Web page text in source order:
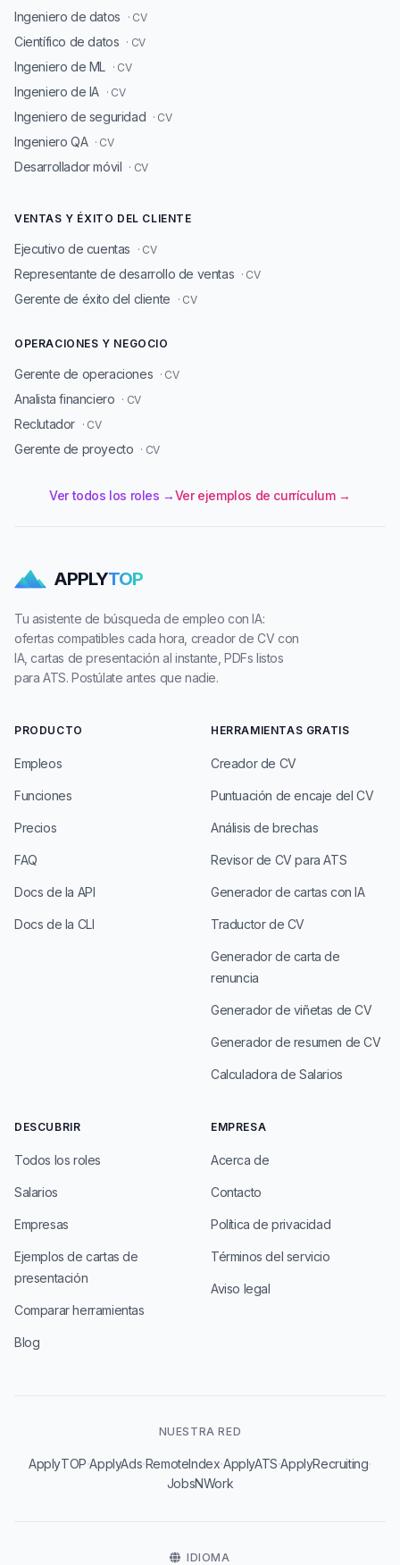
Ingeniero de datos · CV
Científico de datos · CV
Ingeniero de ML · CV
Ingeniero de IA · CV
Ingeniero de seguridad · CV
Ingeniero QA · CV
Desarrollador móvil · CV
VENTAS Y ÉXITO DEL CLIENTE
Ejecutivo de cuentas · CV
Representante de desarrollo de ventas · CV
Gerente de éxito del cliente · CV
OPERACIONES Y NEGOCIO
Gerente de operaciones · CV
Analista financiero · CV
Reclutador · CV
Gerente de proyecto · CV
Ver todos los roles →Ver ejemplos de currículum →
APPLYTOP
Tu asistente de búsqueda de empleo con IA:
ofertas compatibles cada hora, creador de CV con
IA, cartas de presentación al instante, PDFs listos
para ATS. Postúlate antes que nadie.
PRODUCTO
Empleos
Funciones
Precios
FAQ
Docs de la API
Docs de la CLI
HERRAMIENTAS GRATIS
Creador de CV
Puntuación de encaje del CV
Análisis de brechas
Revisor de CV para ATS
Generador de cartas con IA
Traductor de CV
Generador de carta de
renuncia
Generador de viñetas de CV
Generador de resumen de CV
Calculadora de Salarios
DESCUBRIR
Todos los roles
Salarios
Empresas
Ejemplos de cartas de
presentación
Comparar herramientas
Blog
EMPRESA
Acerca de
Contacto
Política de privacidad
Términos del servicio
Aviso legal
NUESTRA RED
ApplyTOP·ApplyAds·RemoteIndex·ApplyATS·ApplyRecruiting·
JobsNWork
IDIOMA